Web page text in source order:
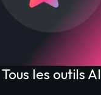
Tous les outils AI